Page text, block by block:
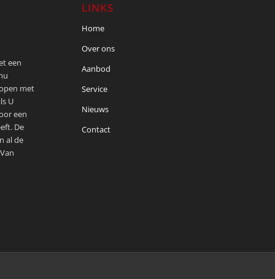
een
met
U
een
De
al de
LINKS
Home
Over ons
Aanbod
Service
Nieuws
Contact